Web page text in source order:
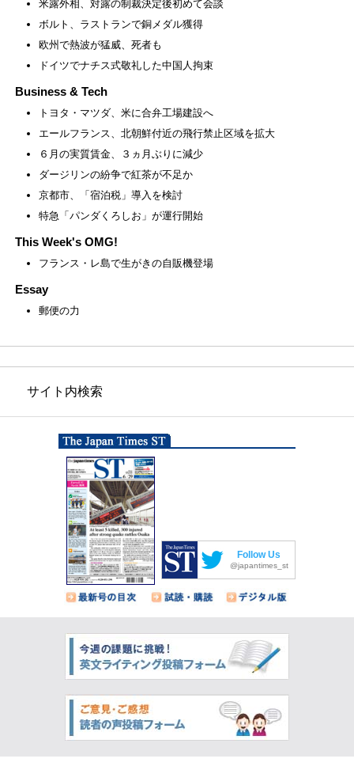
米露外相、対露の制裁決定後初めて会談
ボルト、ラストランで銅メダル獲得
欧州で熱波が猛威、死者も
ドイツでナチス式敬礼した中国人拘束
Business & Tech
トヨタ・マツダ、米に合弁工場建設へ
エールフランス、北朝鮮付近の飛行禁止区域を拡大
６月の実質賃金、３ヵ月ぶりに減少
ダージリンの紛争で紅茶が不足か
京都市、「宿泊税」導入を検討
特急「パンダくろしお」が運行開始
This Week's OMG!
フランス・レ島で生がきの自販機登場
Essay
郵便の力
サイト内検索
Follow Us
@japantimes_st